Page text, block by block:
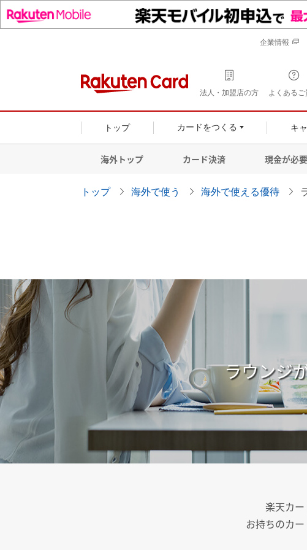
企業情報
法人・加盟店の方 よくあるご
トップ カードをつくる キ
海外トップ カード決済 現金が必
トップ 海外で使う 海外で使える優待
ラウンジ
楽天カー
お持ちのカ